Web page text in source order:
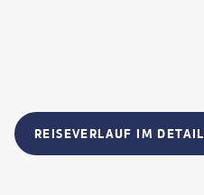
REISEVERLAUF IM DETAIL